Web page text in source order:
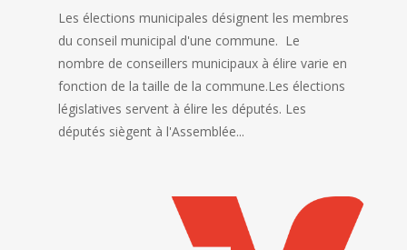
Les élections municipales désignent les membres
du conseil municipal d'une commune. Le
nombre de conseillers municipaux à élire varie en
fonction de la taille de la commune.Les élections
législatives servent à élire les députés. Les
députés siègent à l'Assemblée...